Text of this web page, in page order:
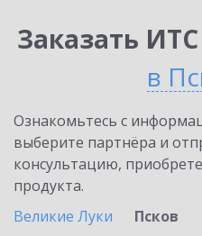
Заказать
в
Ознакомьтесь с
выберите партнёра и
консультацию,
продукта.
Великие Луки
Псков